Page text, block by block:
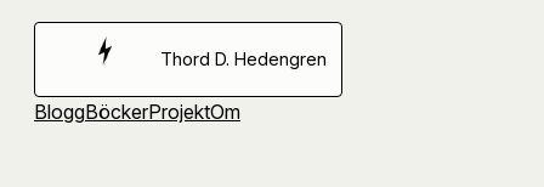
Hoppa
Thord D. Hedengren
BloggBöckerProjektOm